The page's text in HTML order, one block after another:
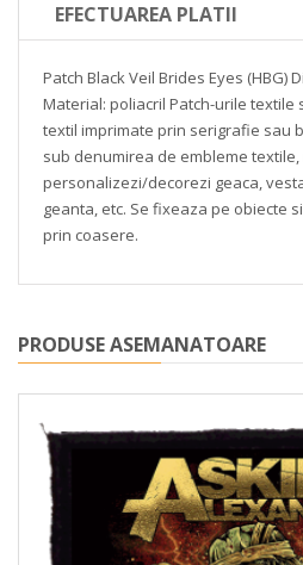
EFECTUAREA PLATII
Patch Black Veil Brides Eyes (HBG)
Material: poliacril Patch-urile textile
textil imprimate prin serigrafie sau
sub denumirea de embleme
personalizezi/decorezi geaca,
geanta, etc. Se fixeaza pe obiecte
prin coasere.
PRODUSE ASEMANATOARE